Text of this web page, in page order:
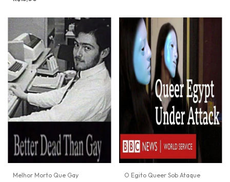
Melhor Morto Que Gay
O Egito Queer Sob Ataque